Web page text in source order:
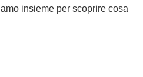
insieme per scoprire cosa